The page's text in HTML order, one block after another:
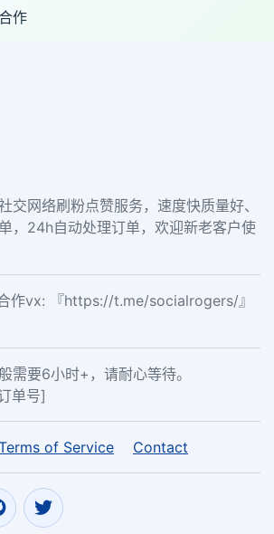
作
交网络刷粉点赞服务，速度快质量好、
，24h自动处理订单，欢迎新老客户使
作vx: 『https://t.me/socialrogers/』
需要6小时+，请耐心等待。
单号]
of Service Contact